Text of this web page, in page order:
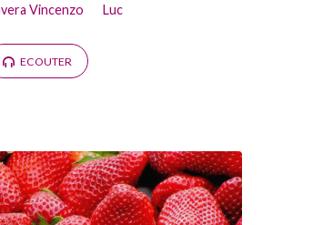
Vincenzo Luc
ECOUTER